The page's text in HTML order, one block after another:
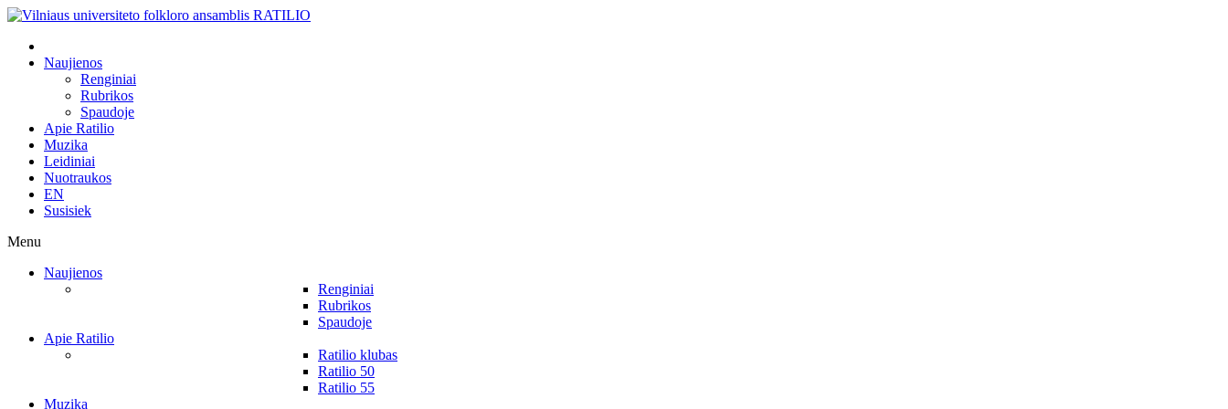
Naujienos
Renginiai
Rubrikos
Spaudoje
Apie Ratilio
Muzika
Leidiniai
Nuotraukos
EN
Susisiek
Menu
Naujienos
Renginiai
Rubrikos
Spaudoje
Apie Ratilio
Ratilio klubas
Ratilio 50
Ratilio 55
Muzika